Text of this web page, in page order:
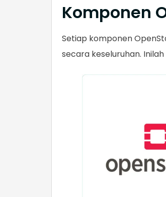
Komponen
Setiap komponen
secara keseluruhan.